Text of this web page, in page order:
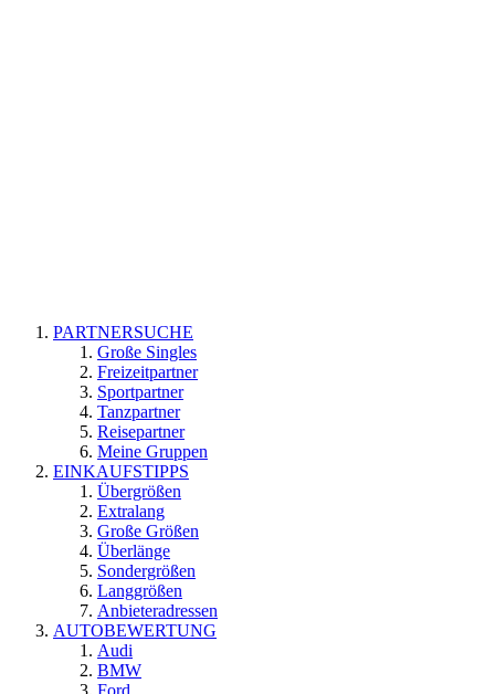
PARTNERSUCHE
Große Singles
Freizeitpartner
Sportpartner
Tanzpartner
Reisepartner
Meine Gruppen
EINKAUFSTIPPS
Übergrößen
Extralang
Große Größen
Überlänge
Sondergrößen
Langgrößen
Anbieteradressen
AUTOBEWERTUNG
Audi
BMW
Ford